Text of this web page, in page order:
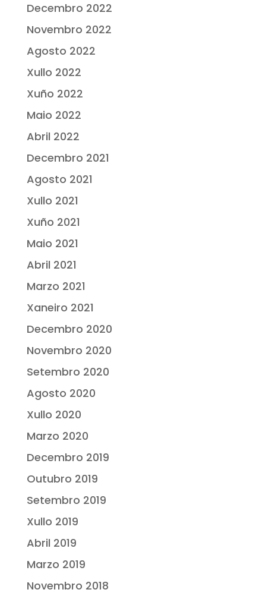
Decembro 2022
Novembro 2022
Agosto 2022
Xullo 2022
Xuño 2022
Maio 2022
Abril 2022
Decembro 2021
Agosto 2021
Xullo 2021
Xuño 2021
Maio 2021
Abril 2021
Marzo 2021
Xaneiro 2021
Decembro 2020
Novembro 2020
Setembro 2020
Agosto 2020
Xullo 2020
Marzo 2020
Decembro 2019
Outubro 2019
Setembro 2019
Xullo 2019
Abril 2019
Marzo 2019
Novembro 2018